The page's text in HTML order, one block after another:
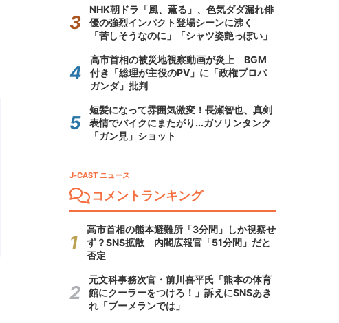
NHK朝ドラ「風、薫る」、色気ダダ漏れ俳
優の強烈インパクト登場シーンに沸く
「苦しそうなのに」「シャツ姿艶っぽい」
高市首相の被災地視察動画が炎上 BGM
付き「総理が主役のPV」に「政権プロパ
ガンダ」批判
短髪になって雰囲気激変！長瀬智也、真剣
表情でバイクにまたがり...ガソリンタンク
「ガン見」ショット
J-CAST ニュース
コメントランキング
高市首相の熊本避難所「3分間」しか視察せ
ず？SNS拡散 内閣広報官「51分間」だと
否定
元文科事務次官・前川喜平氏「熊本の体育
館にクーラーをつけろ！」訴えにSNSあき
れ「ブーメランでは」